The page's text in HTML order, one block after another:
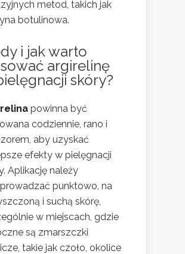
metod, takich jak
botulinowa.
i jak warto
argirelinę
skóry?
powinna być
codziennie, rano i
aby uzyskać
efekty w pielęgnacji
Aplikację należy
punktowo, na
i suchą skórę,
w miejscach, gdzie
są zmarszczki
takie jak czoło, okolice